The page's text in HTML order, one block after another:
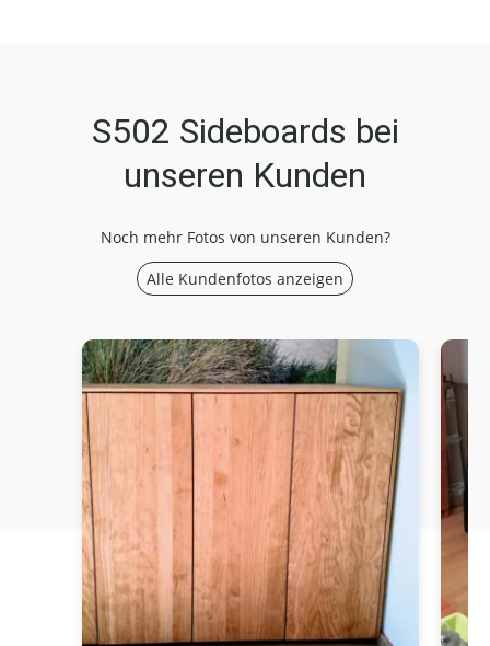
S502 Sideboards bei
unseren Kunden
Noch mehr Fotos von unseren Kunden?
Alle Kundenfotos anzeigen